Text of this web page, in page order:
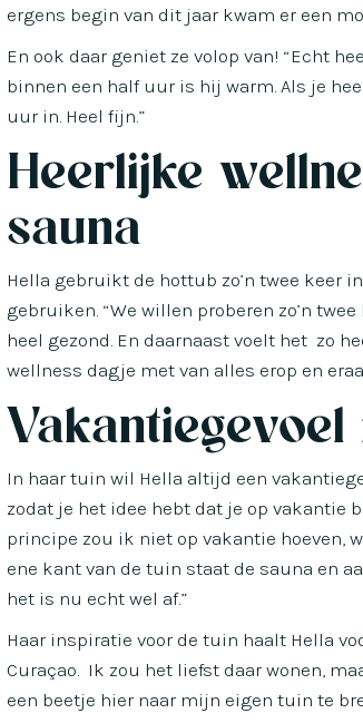
ergens begin van dit jaar kwam er een
En ook daar geniet ze volop van! “Echt
binnen een half uur is hij warm. Als je
uur in. Heel fijn.”
Heerlijke
sauna
Hella gebruikt de hottub zo’n twee keer
gebruiken. “We willen proberen zo’n
heel gezond. En daarnaast voelt het zo
wellness dagje met van alles erop en
In haar tuin wil Hella altijd een
zodat je het idee hebt dat je op vakantie
principe zou ik niet op vakantie hoeven,
ene kant van de tuin staat de sauna en
het is nu echt wel af.”
Haar inspiratie voor de tuin haalt Hella
Curaçao. Ik zou het liefst daar wonen,
een beetje hier naar mijn eigen tuin te